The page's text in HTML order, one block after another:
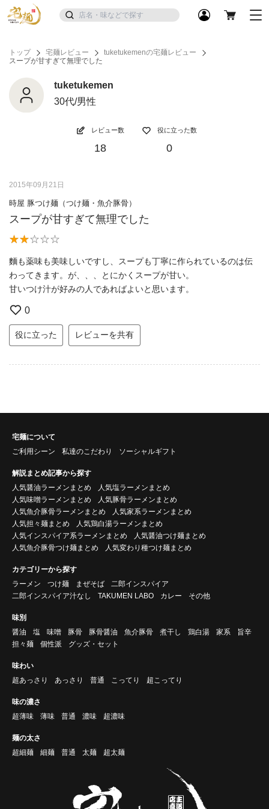
トップ 宅麺レビュー
tuketukemenの宅麺レビュー
スープが甘すぎて無理でした
tuketukemen
30代/男性
レビュー数
18
役に立った数
0
2015年09月21日
時屋 豚つけ麺（つけ麺・魚介豚骨）
スープが甘すぎて無理でした
麵も薬味も美味しいですし、スープも丁寧に作られているのは伝
わってきます。が、、、とにかくスープが甘い。
甘いつけ汁が好みの人であればよいと思います。
0
役に立った レビューを共有
宅麺について
ご利用シーン
私達のこだわり ソーシャルギフト
解説まとめ記事から探す
人気醤油ラーメンまとめ
人気塩ラーメンまとめ
人気味噌ラーメンまとめ
人気豚骨ラーメンまとめ
人気魚介豚骨ラーメンまとめ
人気家系ラーメンまとめ
人気担々麺まとめ
人気鶏白湯ラーメンまとめ
人気インスパイア系ラーメンまとめ
人気醤油つけ麺まとめ
人気魚介豚骨つけ麺まとめ
人気変わり種つけ麺まとめ
カテゴリーから探す
ラーメン
つけ麺 まぜそば
二郎インスパイア
二郎インスパイア汁なし
TAKUMEN LABO カレー その他
味別
醤油
塩 味噌 豚骨 豚骨醤油 魚介豚骨 煮干し 鶏白湯 家系
旨辛
担々麺
個性派 グッズ・セット
味わい
超あっさり
あっさり 普通 こってり 超こってり
味の濃さ
超薄味
薄味 普通 濃味 超濃味
麺の太さ
超細麺
細麺 普通 太麺 超太麺